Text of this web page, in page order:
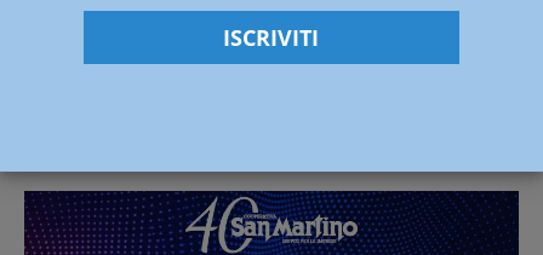
Il Nero di Pecorara raddoppia, successo